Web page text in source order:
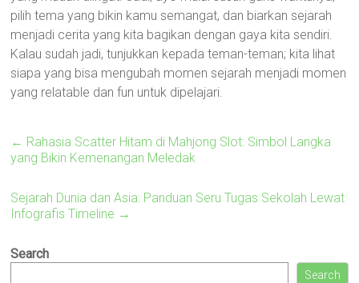
pilih tema yang bikin kamu semangat, dan biarkan sejarah
menjadi cerita yang kita bagikan dengan gaya kita sendiri.
Kalau sudah jadi, tunjukkan kepada teman-teman; kita lihat
siapa yang bisa mengubah momen sejarah menjadi momen
yang relatable dan fun untuk dipelajari.
← Rahasia Scatter Hitam di Mahjong Slot: Simbol Langka
yang Bikin Kemenangan Meledak
Sejarah Dunia dan Asia: Panduan Seru Tugas Sekolah Lewat
Infografis Timeline →
Search
Search